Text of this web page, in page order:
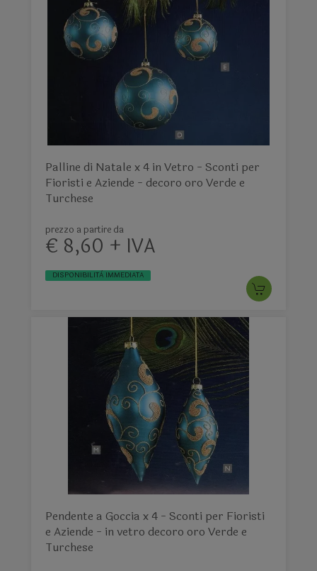
Palline di Natale x 4 in Vetro - Sconti per
Fioristi e Aziende - decoro oro Verde e
Turchese
prezzo a partire da
€ 8,60 + IVA
DISPONIBILITÀ IMMEDIATA
Pendente a Goccia x 4 - Sconti per Fioristi
e Aziende - in vetro decoro oro Verde e
Turchese